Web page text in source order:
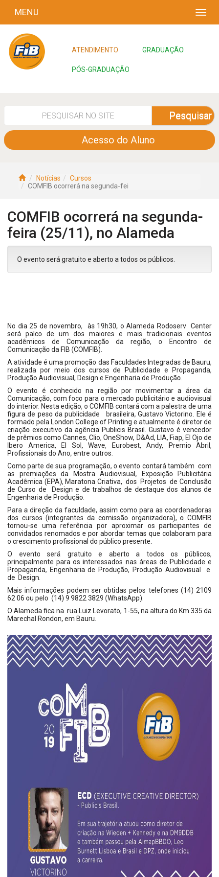
MENU
ATENDIMENTO GRADUAÇÃO
PÓS-GRADUAÇÃO
Pesquisar
Acesso do Aluno
Notícias
Cursos
COMFIB ocorrerá na segunda-fei
COMFIB ocorrerá na segunda-
feira (25/11), no Alameda
O evento será gratuito e aberto a todos os públicos.
No dia 25 de novembro, às 19h30, o Alameda Rodoserv Center
será palco de um dos maiores e mais tradicionais eventos
acadêmicos de Comunicação da região, o Encontro de
Comunicação da FIB (COMFIB).
A atividade é uma promoção das Faculdades Integradas de Bauru,
realizada por meio dos cursos de Publicidade e Propaganda,
Produção Audiovisual, Design e Engenharia de Produção.
O evento é conhecido na região por movimentar a área da
Comunicação, com foco para o mercado publicitário e audiovisual
do interior. Nesta edição, o COMFIB contará com a palestra de uma
figura de peso da publicidade brasileira, Gustavo Victorino. Ele é
formado pela London College of Printing e atualmente é diretor de
criação executivo da agência Publicis Brasil. Gustavo é vencedor
de prêmios como Cannes, Clio, OneShow, D&Ad, LIA, Fiap, El Ojo de
Ibero America, El Sol, Wave, Eurobest, Andy, Premio Abril,
Profissionais do Ano, entre outros.
Como parte de sua programação, o evento contará também com
as premiações da Mostra Audiovisual, Exposição Publicitária
Acadêmica (EPA), Maratona Criativa, dos Projetos de Conclusão
de Curso de Design e de trabalhos de destaque dos alunos de
Engenharia de Produção.
Para a direção da faculdade, assim como para as coordenadoras
dos cursos (integrantes da comissão organizadora), o COMFIB
tornou-se uma referência por aproximar os participantes de
convidados renomados e por abordar temas que colaboram para
o crescimento profissional do público presente.
O evento será gratuito e aberto a todos os públicos,
principalmente para os interessados nas áreas de Publicidade e
Propaganda, Engenharia de Produção, Produção Audiovisual e
de Design.
Mais informações podem ser obtidas pelos telefones (14) 2109
62 06 ou pelo (14) 9 9822 3829 (WhatsApp).
O Alameda fica na rua Luiz Levorato, 1-55, na altura do Km 335 da
Marechal Rondon, em Bauru.